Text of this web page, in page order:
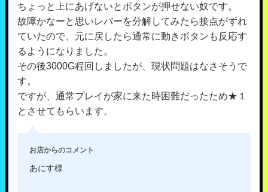
ちょっと上にあげないとボタンが押せない奴です。
故障かなーと思いレバーを分解してみたら接点がずれ
ていたので、元に戻したら通常に動きボタンも反応す
るようになりました。
その後3000G程回しましたが、現状問題はなさそうで
す。
ですが、通常プレイが家に来た時困難だったため★１
とさせてもらいます。
お店からのコメント
あにす様